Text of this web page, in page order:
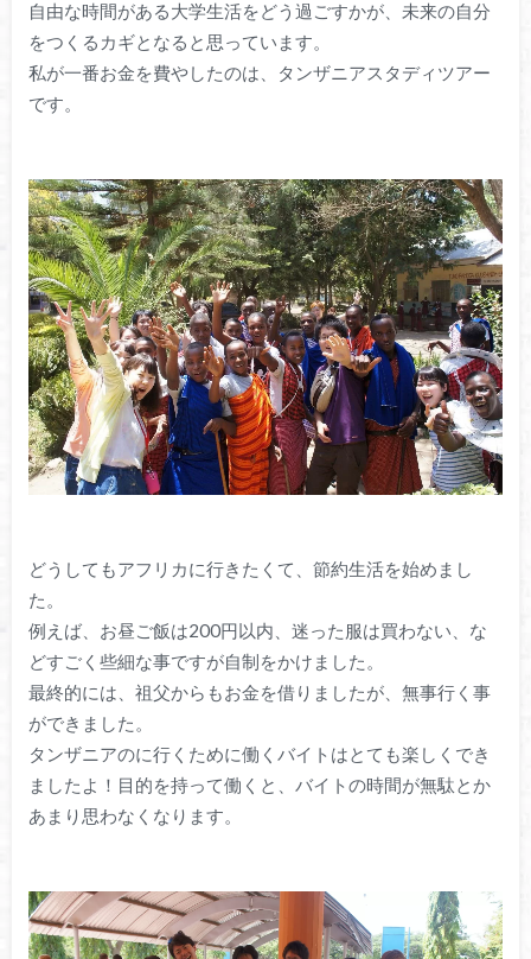
自由な時間がある大学生活をどう過ごすかが、未来の自分
をつくるカギとなると思っています。
私が一番お金を費やしたのは、タンザニアスタディツアー
です。
どうしてもアフリカに行きたくて、節約生活を始めまし
た。
例えば、お昼ご飯は200円以内、迷った服は買わない、な
どすごく些細な事ですが自制をかけました。
最終的には、祖父からもお金を借りましたが、無事行く事
ができました。
タンザニアのに行くために働くバイトはとても楽しくでき
ましたよ！目的を持って働くと、バイトの時間が無駄とか
あまり思わなくなります。